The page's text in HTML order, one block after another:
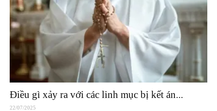
Điều gì xảy ra với các linh mục bị kết án...
22/07/2025